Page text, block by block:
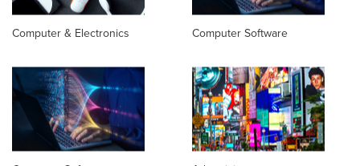
Computer & Electronics Computer Software